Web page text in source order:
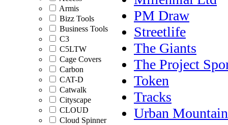
Armis
Bizz Tools
Business Tools
C3
C5LTW
Cage Covers
Carbon
CAT-D
Catwalk
Cityscape
CLOUD
Cloud Spinner
PM Draw
Streetlife
The Giants
The Project
Token
Tracks
Urban